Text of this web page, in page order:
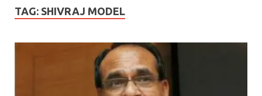
TAG: SHIVRAJ MODEL